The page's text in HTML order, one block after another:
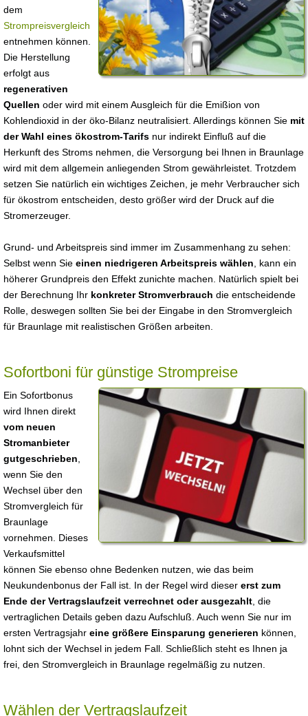
dem
Strompreisvergleich
entnehmen können.
Die Herstellung
erfolgt aus
regenerativen
Quellen oder wird mit einem Ausgleich für die Emißion von
Kohlendioxid in der öko-Bilanz neutralisiert. Allerdings können Sie mit
der Wahl eines ökostrom-Tarifs nur indirekt Einfluß auf die
Herkunft des Stroms nehmen, die Versorgung bei Ihnen in Braunlage
wird mit dem allgemein anliegenden Strom gewährleistet. Trotzdem
setzen Sie natürlich ein wichtiges Zeichen, je mehr Verbraucher sich
für ökostrom entscheiden, desto größer wird der Druck auf die
Stromerzeuger.
Grund- und Arbeitspreis sind immer im Zusammenhang zu sehen:
Selbst wenn Sie einen niedrigeren Arbeitspreis wählen , kann ein
höherer Grundpreis den Effekt zunichte machen. Natürlich spielt bei
der Berechnung Ihr konkreter Stromverbrauch die entscheidende
Rolle, deswegen sollten Sie bei der Eingabe in den Stromvergleich
für Braunlage mit realistischen Größen arbeiten.
Sofortboni für günstige Strompreise
Ein Sofortbonus
wird Ihnen direkt
vom neuen
Stromanbieter
gutgeschrieben
wenn Sie den
Wechsel über den
Stromvergleich für
Braunlage
vornehmen. Dieses
Verkaufsmittel
können Sie ebenso ohne Bedenken nutzen, wie das beim
Neukundenbonus der Fall ist. In der Regel wird dieser erst zum
Ende der Vertragslaufzeit verrechnet oder ausgezahlt , die
vertraglichen Details geben dazu Aufschluß. Auch wenn Sie nur im
ersten Vertragsjahr eine größere Einsparung generieren können,
lohnt sich der Wechsel in jedem Fall. Schließlich steht es Ihnen ja
frei, den Stromvergleich in Braunlage regelmäßig zu nutzen.
Wählen der Vertragslaufzeit